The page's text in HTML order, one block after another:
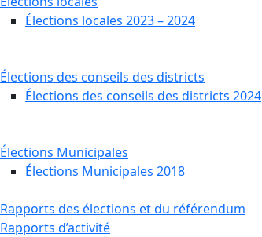
Élections locales 2023 – 2024
Élections des conseils des districts
Élections des conseils des districts 2024
Élections Municipales
Élections Municipales 2018
Rapports des élections et du référendum
Rapports d’activité